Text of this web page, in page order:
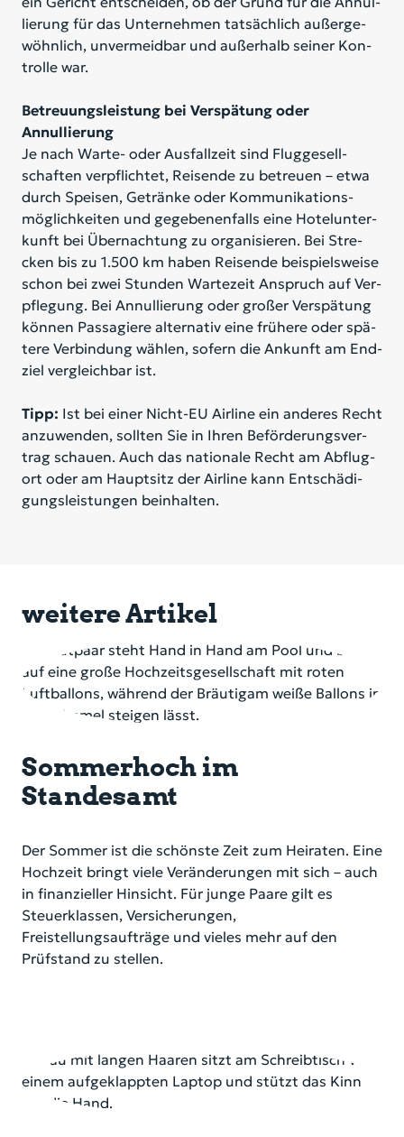
lie­rung für das Un­ter­neh­men tat­säch­lich au­ßer­ge­
wöhn­lich, un­ver­meid­bar und au­ßer­halb sei­ner Kon­
trol­le war.
Betreuungsleistung bei Verspätung oder
Annullierung
Je nach War­te- oder Aus­fall­zeit sind Flug­ge­sell­
schaf­ten ver­pflich­tet, Rei­sen­de zu be­treu­en – etwa
durch Spei­sen, Ge­trän­ke oder Kom­mu­ni­ka­ti­ons­
mög­lich­kei­ten und ge­ge­be­nen­falls eine Ho­tel­un­ter­
kunft bei Über­nach­tung zu or­ga­ni­sie­ren. Bei Stre­
cken bis zu 1.500 km ha­ben Rei­sen­de bei­spiels­wei­se
schon bei zwei Stun­den War­te­zeit An­spruch auf Ver­
pfle­gung. Bei An­nul­lie­rung oder gro­ßer Ver­spä­tung
kön­nen Pas­sa­gie­re al­ter­na­tiv eine frü­he­re oder spä­
te­re Ver­bin­dung wäh­len, so­fern die An­kunft am End­
ziel ver­gleich­bar ist.
Tipp: Ist bei ei­ner Nicht-EU Air­line ein an­de­res Recht
an­zu­wen­den, soll­ten Sie in Ih­ren Be­för­de­rungs­ver­
trag schau­en. Auch das na­tio­na­le Recht am Ab­flug­
ort oder am Haupt­sitz der Air­line kann Ent­schä­di­
gungs­leis­tun­gen be­inhal­ten.
weitere Artikel
Sommerhoch im
Standesamt
Der Sommer ist die schönste Zeit zum Heiraten. Eine
Hochzeit bringt viele Veränderungen mit sich – auch
in finanzieller Hinsicht. Für junge Paare gilt es
Steuerklassen, Versicherungen,
Freistellungsaufträge und vieles mehr auf den
Prüfstand zu stellen.